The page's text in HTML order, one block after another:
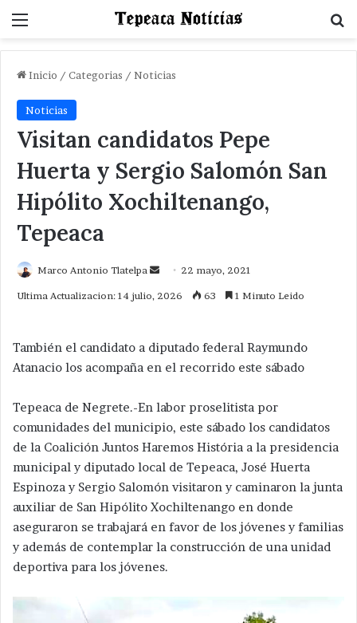
Menu
Inicio / Categorias / Noticias
Noticias
Visitan candidatos Pepe
Huerta y Sergio Salomón San
Hipólito Xochiltenango,
Tepeaca
Marco Antonio Tlatelpa
Send 22 mayo, 2021
Ultima Actualizacion: 14 julio, 2026 63 1 Minuto Leido
También el candidato a diputado federal Raymundo
Atanacio los acompaña en el recorrido este sábado
Tepeaca de Negrete.-En labor proselitista por
comunidades del municipio, este sábado los candidatos
de la Coalición Juntos Haremos História a la presidencia
municipal y diputado local de Tepeaca, José Huerta
Espinoza y Sergio Salomón visitaron y caminaron la junta
auxiliar de San Hipólito Xochiltenango en donde
aseguraron se trabajará en favor de los jóvenes y familias
y además de contemplar la construcción de una unidad
deportiva para los jóvenes.